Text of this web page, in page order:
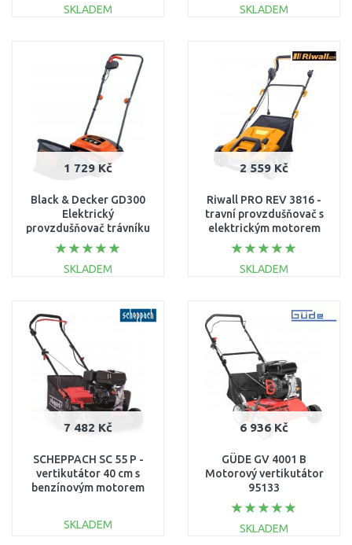
SKLADEM
Porovnat
SKLADEM
Porovnat
1 729 Kč
Black & Decker GD300
Elektrický
provzdušňovač trávníku
(30cm/600W)
SKLADEM
2 559 Kč
Riwall PRO REV 3816 -
travní provzdušňovač s
elektrickým motorem
combi 3v1
EV16A1901085B
SKLADEM
Porovnat
7 482 Kč
SCHEPPACH SC 55 P -
vertikutátor 40 cm s
benzínovým motorem
SKLADEM
6 936 Kč
GÜDE GV 4001 B
Motorový vertikutátor
95133
SKLADEM